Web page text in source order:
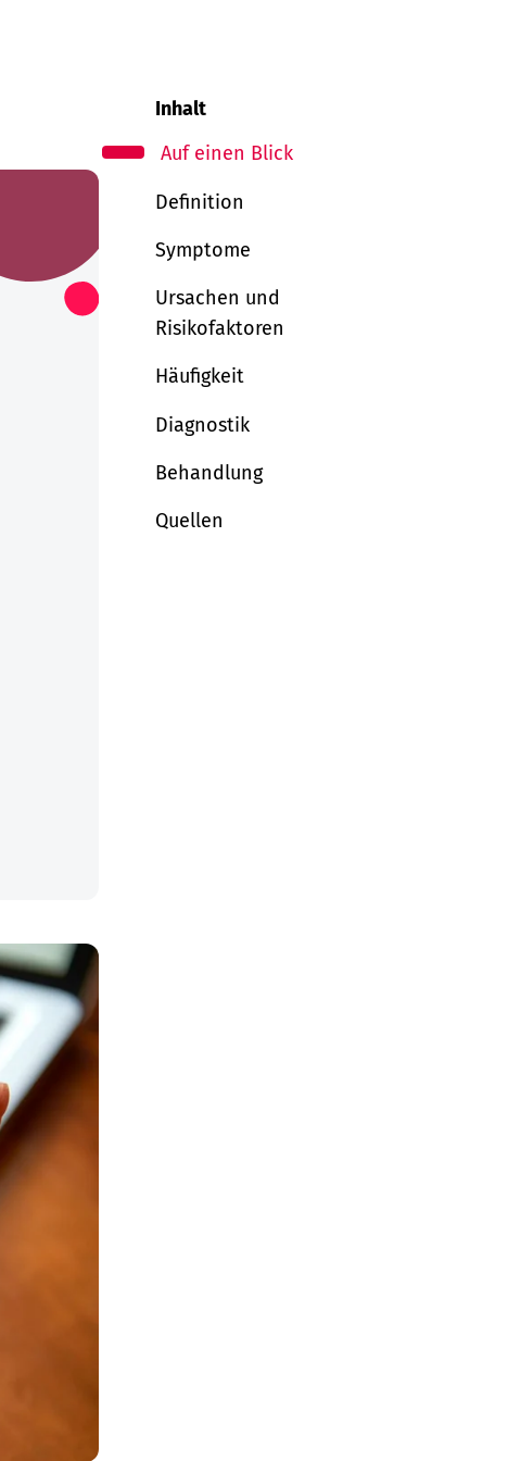
Inhalt
Auf einen Blick
Definition
Symptome
Ursachen und
Risikofaktoren
Häufigkeit
Diagnostik
Behandlung
Quellen